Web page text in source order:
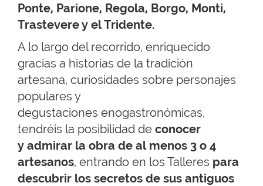
Ponte, Parione, Regola, Borgo, Monti,
Trastevere y el Tridente.
A lo largo del recorrido, enriquecido
gracias a historias de la tradición
artesana, curiosidades sobre personajes
populares y
degustaciones enogastronómicas,
tendréis la posibilidad de conocer
y admirar la obra de al menos 3 o 4
artesanos, entrando en los Talleres para
descubrir los secretos de sus antiguos